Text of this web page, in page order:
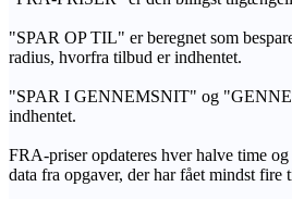
"SPAR OP TIL" er beregnet som
radius, hvorfra tilbud er indhentet.
"SPAR I GENNEMSNIT" og
indhentet.
FRA-priser opdateres hver halve time
data fra opgaver, der har fået mindst fire